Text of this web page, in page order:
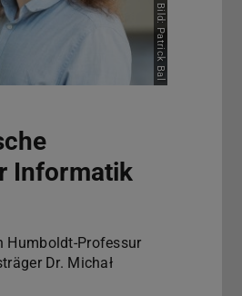
Bild: Patrick Bal
Informatik
Humboldt-Professur
Dr. Michał